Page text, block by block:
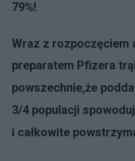
79%!
Wraz z rozpoczęciem
preparatem Pfizera
powszechnie,że
3/4 populacji
i całkowite